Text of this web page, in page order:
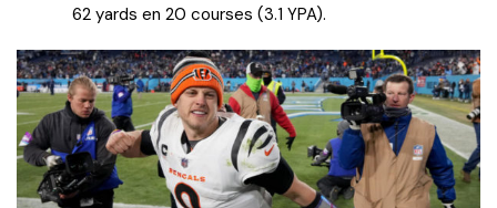
62 yards en 20 courses (3.1 YPA).